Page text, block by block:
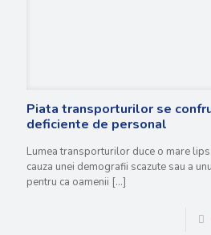
Piata transporturilor se
deficiente de personal
Lumea transporturilor duce o mare
cauza unei demografii scazute sau a
pentru ca oamenii […]